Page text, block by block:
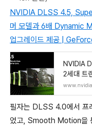
NVIDIA DLSS 4.5,
머 모델과 6배 Dynamic
업그레이드 제공 |
NVIDIA
2세대 트
ame
필자는 DLSS 4.0에서 프
었고, Smooth Motion을